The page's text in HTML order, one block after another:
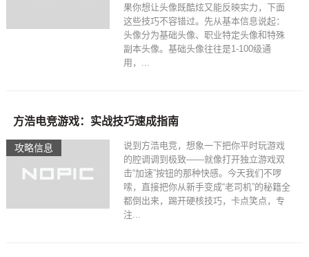
果你想让头像既酷炫又能反映实力，下面
这些技巧不容错过。先从基本信息说起：
头像分为基础头像、职业特定头像和特殊
副本头像。基础头像往往是1-100级通
用，...
攻略信息
方浩电竞游戏：实战技巧速成指南
说到方浩电竞，想象一下把你平时玩游戏
的腔调调到极致——就像打开独立游戏双
击“加速”按钮的那种快感。今天我们不啰
嗦，直接把你从新手变成“老司机”的秘籍全
都倒出来，踢开硬核技巧，卡点笑点，专
注...